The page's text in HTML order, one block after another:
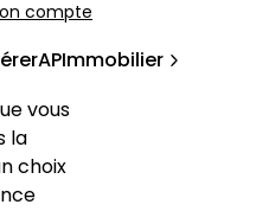
compte
APImmobilier
vous
la
choix